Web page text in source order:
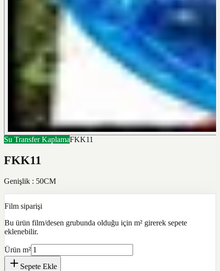
Su Transfer KaplamaFKK11
FKK11
Genişlik : 50CM
Film siparişi
Bu ürün film/desen grubunda olduğu için m² girerek sepete
eklenebilir.
Ürün m²
Sepete Ekle